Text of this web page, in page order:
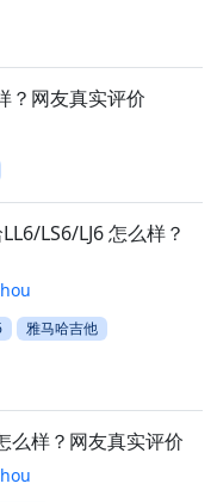
？网友真实评价
LS6/LJ6 怎么样？
雅马哈吉他
么样？网友真实评价